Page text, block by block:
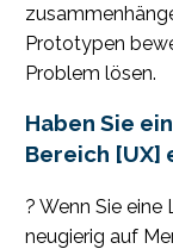
Prototypen
Problem lösen.
Haben Sie
Bereich [UX]
? Wenn Sie
neugierig auf